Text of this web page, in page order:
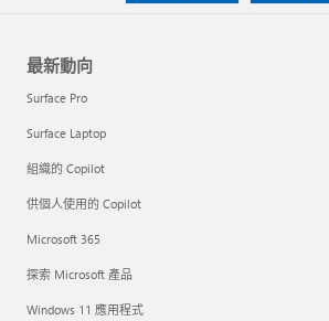
最新動向
Surface Pro
Surface Laptop
組織的 Copilot
供個人使用的 Copilot
Microsoft 365
探索 Microsoft 產品
Windows 11 應用程式